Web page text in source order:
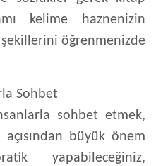
kelime haznenizin
öğrenmenizde
Sohbet
sohbet etmek,
büyük önem
yapabileceğiniz,